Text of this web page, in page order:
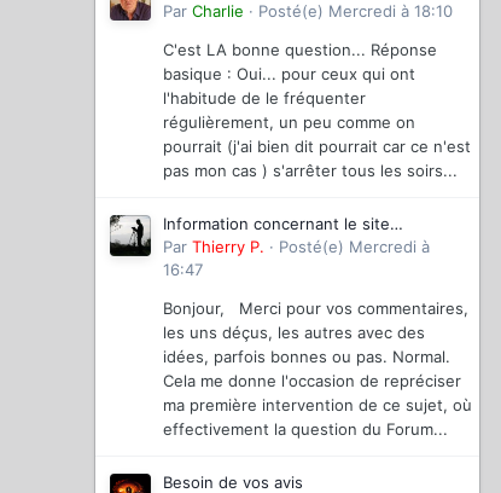
magazinevideo
Par Charlie · Posté(e) Mercredi à 18:10
C'est LA bonne question... Réponse
basique : Oui... pour ceux qui ont
l'habitude de le fréquenter
régulièrement, un peu comme on
pourrait (j'ai bien dit pourrait car ce n'est
pas mon cas ) s'arrêter tous les soirs...
Information concernant le site
magazinevideo
Par Thierry P. · Posté(e) Mercredi à
16:47
Bonjour, Merci pour vos commentaires,
les uns déçus, les autres avec des
idées, parfois bonnes ou pas. Normal.
Cela me donne l'occasion de repréciser
ma première intervention de ce sujet, où
effectivement la question du Forum...
Besoin de vos avis